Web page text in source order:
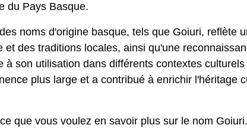
du Pays Basque.
noms d'origine basque, tels que Goiuri, reflète
et des traditions locales, ainsi qu'une
à son utilisation dans différents contextes
plus large et a contribué à enrichir l'héritage
que vous voulez en savoir plus sur le nom